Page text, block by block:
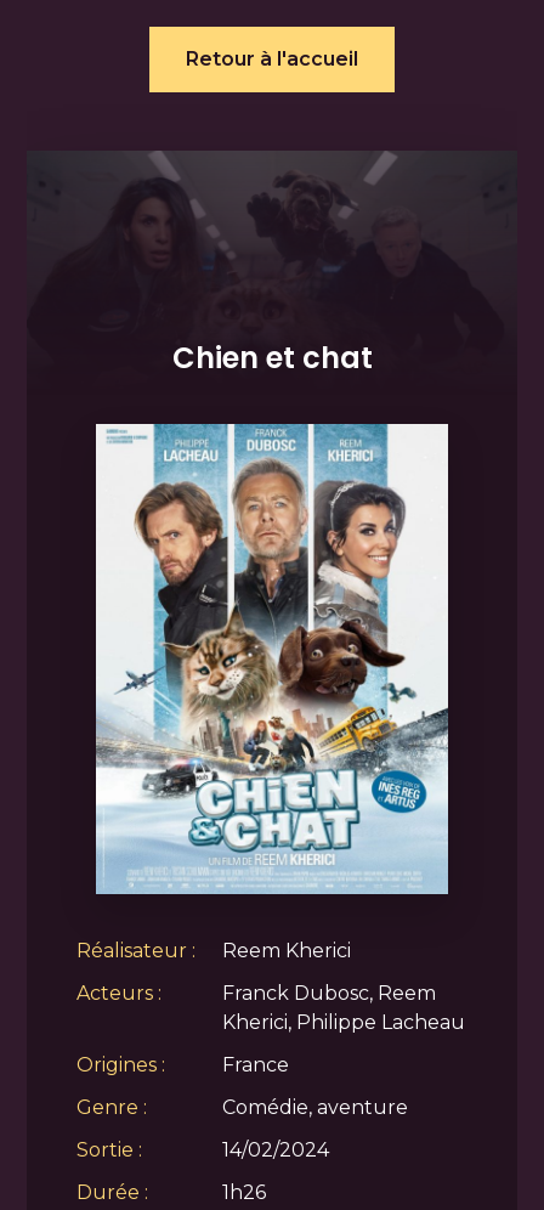
Retour à l'accueil
Chien et chat
Réalisateur :
Reem Kherici
Acteurs :
Franck Dubosc, Reem
Kherici, Philippe Lacheau
Origines :
France
Genre :
Comédie, aventure
Sortie :
14/02/2024
Durée :
1h26